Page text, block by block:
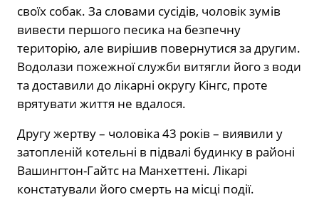
своїх собак. За словами сусідів, чоловік зумів
вивести першого песика на безпечну
територію, але вирішив повернутися за другим.
Водолази пожежної служби витягли його з води
та доставили до лікарні округу Кінгс, проте
врятувати життя не вдалося.
Другу жертву – чоловіка 43 років – виявили у
затопленій котельні в підвалі будинку в районі
Вашингтон-Гайтс на Манхеттені. Лікарі
констатували його смерть на місці події.